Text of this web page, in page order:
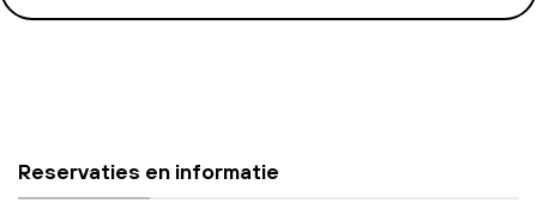
Reservaties en informatie